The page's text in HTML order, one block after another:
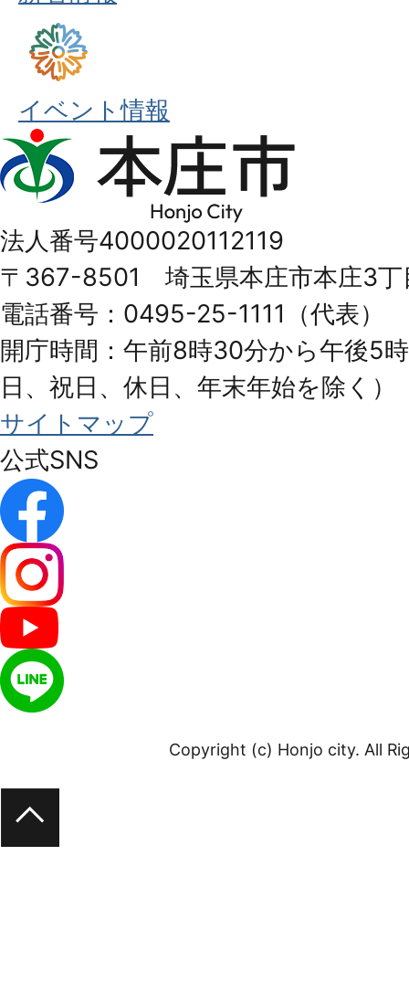
イベント情報
本
庄
Honjo
City
法人番号4000020112119
〒367-8501 埼玉県本庄市本庄3丁
電話番号：0495-25-1111（代表）
開庁時間：午前8時30分から午後5
日、祝日、休日、年末年始を除く）
サイトマップ
公式SNS
Copyright (c) Honjo city. All